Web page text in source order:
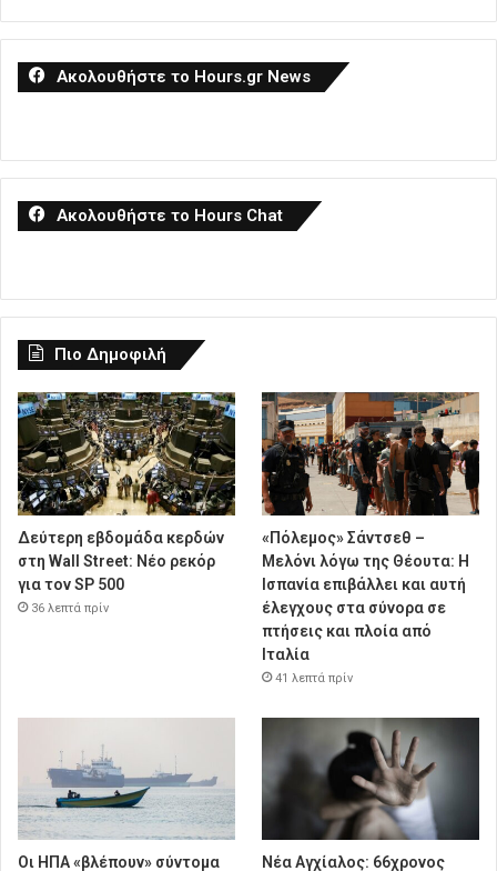
Ακολουθήστε το Hours.gr News
Ακολουθήστε το Hours Chat
Πιο Δημοφιλή
Δεύτερη εβδομάδα κερδών
στη Wall Street: Νέο ρεκόρ
για τον SP 500
36 λεπτά πρίν
«Πόλεμος» Σάντσεθ –
Μελόνι λόγω της Θέουτα: Η
Ισπανία επιβάλλει και αυτή
έλεγχους στα σύνορα σε
πτήσεις και πλοία από
Ιταλία
41 λεπτά πρίν
Οι ΗΠΑ «βλέπουν» σύντομα
Νέα Αγχίαλος: 66χρονος